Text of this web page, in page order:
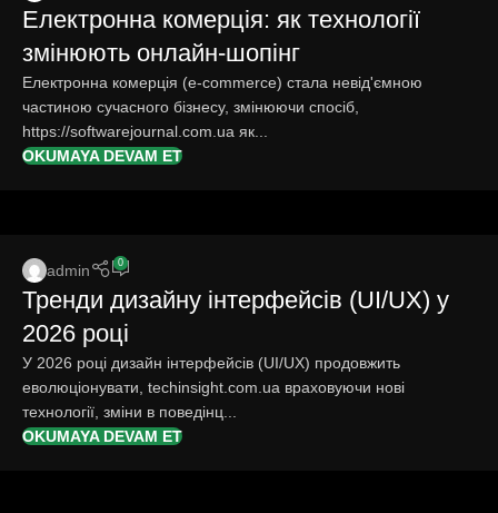
Електронна комерція: як технології
змінюють онлайн-шопінг
Електронна комерція (e-commerce) стала невід'ємною
частиною сучасного бізнесу, змінюючи спосіб,
https://softwarejournal.com.ua як...
OKUMAYA DEVAM ET
admin 0
Тренди дизайну інтерфейсів (UI/UX) у
2026 році
У 2026 році дизайн інтерфейсів (UI/UX) продовжить
еволюціонувати, techinsight.com.ua враховуючи нові
технології, зміни в поведінц...
OKUMAYA DEVAM ET